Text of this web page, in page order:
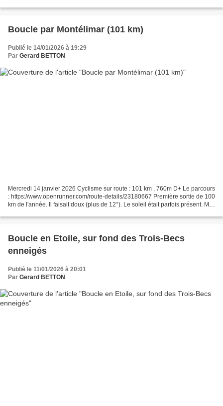
Boucle par Montélimar (101 km)
Publié le 14/01/2026 à 19:29
Par Gerard BETTON
Mercredi 14 janvier 2026 Cyclisme sur route : 101 km , 760m D+ Le parcours
: https://www.openrunner.com/route-details/23180667 Première sortie de 100
km de l'année. Il faisait doux (plus de 12°). Le soleil était parfois présent. Ma
Boucle en Etoile, sur fond des Trois-Becs
enneigés
Publié le 11/01/2026 à 20:01
Par Gerard BETTON